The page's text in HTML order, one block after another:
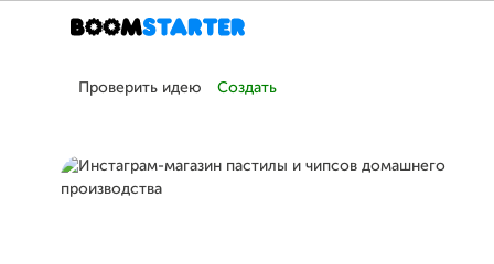
Проверить идею Создать